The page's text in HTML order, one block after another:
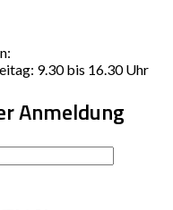
9.30 bis 16.30 Uhr
Anmeldung